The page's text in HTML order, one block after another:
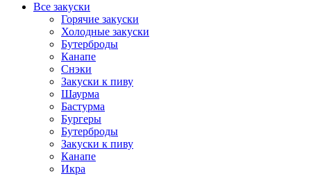
Все закуски
Горячие закуски
Холодные закуски
Бутерброды
Канапе
Снэки
Закуски к пиву
Шаурма
Бастурма
Бургеры
Бутерброды
Закуски к пиву
Канапе
Икра